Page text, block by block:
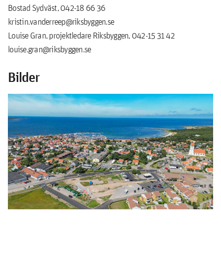
Bostad Sydväst, 042-18 66 36
kristin.vanderreep@riksbyggen.se
Louise Gran, projektledare Riksbyggen, 042-15 31 42
louise.gran@riksbyggen.se
Bilder